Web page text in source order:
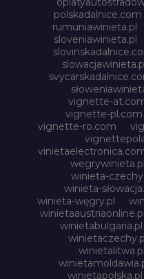
polskadalnice.com
rumuniawinieta.pl
sloveniawinieta.pl
vignette-
vignette-pl.com
vignette-ro.com
wegrywinieta.pl
winieta-
winieta-
winieta-węgry.pl
winietaaustriaonline.pl
winietabulgaria.pl
winietalitwa.pl
winietapolska.pl